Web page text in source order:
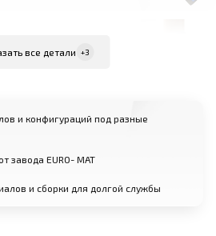
условия
не требует
все детали +3
и конфигураций под разные
завода EURO- МАТ
и сборки для долгой службы